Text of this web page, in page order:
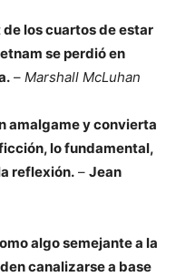
los cuartos de estar
se perdió en
– Marshall McLuhan
amalgame y convierta
lo fundamental,
reflexión. – Jean
algo semejante a la
canalizarse a base